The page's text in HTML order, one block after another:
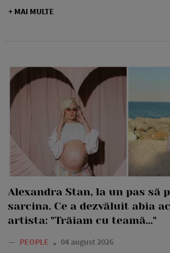
+ MAI MULTE
Alexandra Stan, la un pas să
sarcina. Ce a dezvăluit abia
artista: "Trăiam cu teamă..."
— PEOPLE 04 august 2026